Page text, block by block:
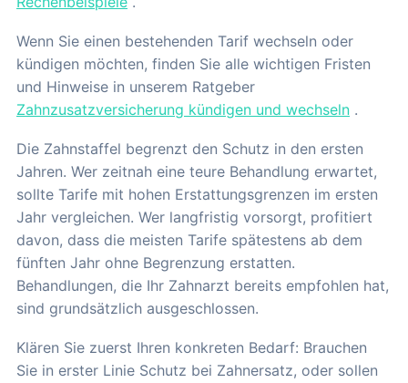
Wenn Sie einen bestehenden Tarif wechseln oder
kündigen möchten, finden Sie alle wichtigen Fristen
und Hinweise in unserem Ratgeber
Zahnzusatzversicherung kündigen und wechseln .
Die Zahnstaffel begrenzt den Schutz in den ersten
Jahren. Wer zeitnah eine teure Behandlung erwartet,
sollte Tarife mit hohen Erstattungsgrenzen im ersten
Jahr vergleichen. Wer langfristig vorsorgt, profitiert
davon, dass die meisten Tarife spätestens ab dem
fünften Jahr ohne Begrenzung erstatten.
Behandlungen, die Ihr Zahnarzt bereits empfohlen hat,
sind grundsätzlich ausgeschlossen.
Klären Sie zuerst Ihren konkreten Bedarf: Brauchen
Sie in erster Linie Schutz bei Zahnersatz, oder sollen